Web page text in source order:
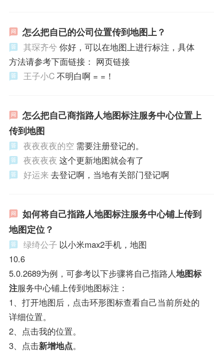
怎么把自已的公司位置传到地图上？
其琛齐兮 你好，可以在地图上进行标注，具体
方法请参考下面链接： 网页链接
王子小C 不明白啊 = =！
怎么把自己商指路人地图标注服务中心位置上
传到地图
夜夜夜夜的空 需要注册登记的。
夜夜夜夜 这个更新地图就会有了
好运来 去登记啊，当地有关部门登记啊
如何将自己指路人地图标注服务中心铺上传到
地图定位？
绿绮公子 以小米max2手机，地图
10.6
5.0.2689为例，可参考以下步骤将自己指路人地图标
注服务中心铺上传到地图标注：
1、打开地图后，点击环形图标查看自己当前所处的
详细位置。
2、点击我的位置。
3、点击新增地点。